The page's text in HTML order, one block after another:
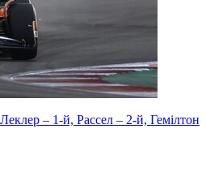
– 1-й, Рассел – 2-й, Гемілтон